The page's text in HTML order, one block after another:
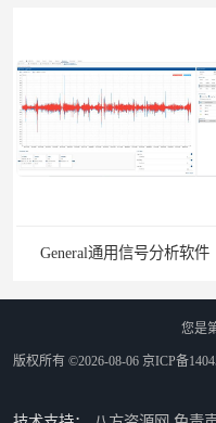
General通用信号分析软件
您是
版权所有 ©2026-08-06 京ICP备